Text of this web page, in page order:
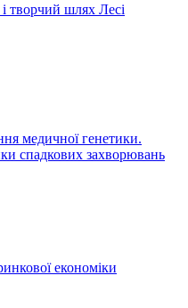
творчий шлях Лесі
медичної генетики.
спадкових захворювань
економіки